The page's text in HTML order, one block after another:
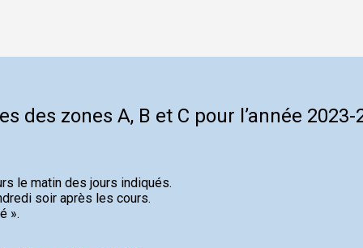
des zones A, B et C pour l’année
le matin des jours indiqués.
soir après les cours.
».